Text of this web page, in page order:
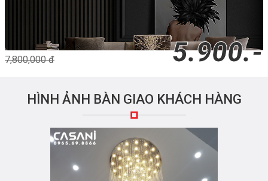
7,800,000 đ 5.900.-
HÌNH ẢNH BÀN GIAO KHÁCH HÀNG